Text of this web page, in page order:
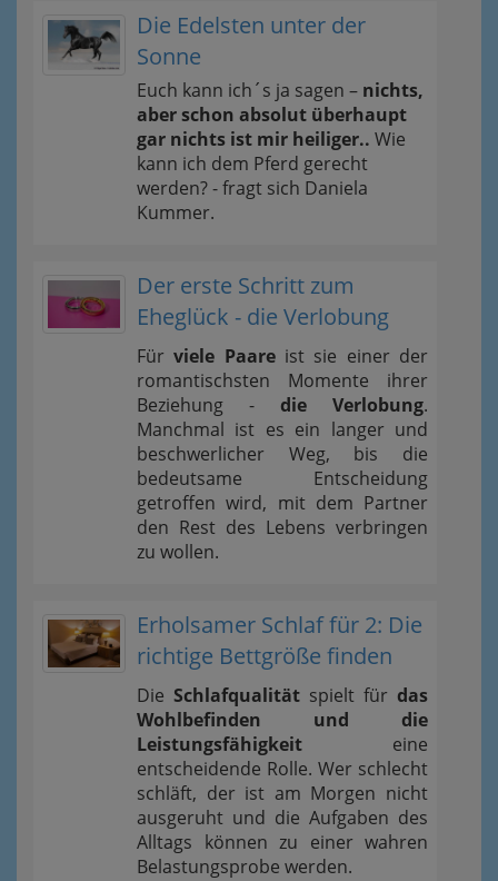
Die Edelsten unter der
Sonne
Euch kann ich´s ja sagen – nichts,
aber schon absolut überhaupt
gar nichts ist mir heiliger.. Wie
kann ich dem Pferd gerecht
werden? - fragt sich Daniela
Kummer.
Der erste Schritt zum
Eheglück - die Verlobung
Fürviele Paareist sie einer der
romantischsten Momente ihrer
Beziehung - die Verlobung.
Manchmal ist es ein langer und
beschwerlicher Weg, bis die
bedeutsame Entscheidung
getroffen wird, mit dem Partner
den Rest des Lebens verbringen
zu wollen.
Erholsamer Schlaf für 2: Die
richtige Bettgröße finden
Die Schlafqualität spielt für das
Wohlbefinden und die
Leistungsfähigkeit eine
entscheidende Rolle. Wer schlecht
schläft, der ist am Morgen nicht
ausgeruht und die Aufgaben des
Alltags können zu einer wahren
Belastungsprobe werden.